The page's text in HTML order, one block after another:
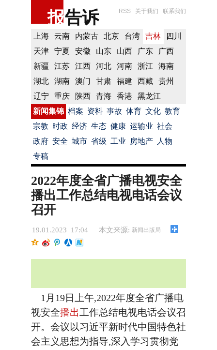
报告诉 RSS 关于我们 联系我们
上海 云南 内蒙古 北京 台湾 吉林
四川
天津
宁夏 安徽 山东 山西 广东
广西
新疆
江苏 江西 河北 河南 浙江
海南
湖北
湖南 澳门 甘肃 福建 西藏
贵州
辽宁
重庆 陕西 青海 香港
黑龙江
新闻集锦 档案 资料 事故 体育 文化 教育
宗教 时政 经济 生态 健康 运输业 社会
政府 安全 城市 省级 工业 房地产
人物
专稿
2022年度全省广播电视安全
播出工作总结电视电话会议
召开
19.01.2023 17:04 本文来源: 新闻出版局
1月19日上午,2022年度全省广播电
视安全播出工作总结电视电话会议召
开。会议以习近平新时代中国特色社
会主义思想为指导,深入学习贯彻党